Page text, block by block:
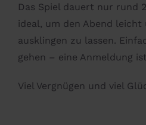
Das Spiel dauert nur rund
ideal, um den Abend
ausklingen zu lassen.
gehen – eine Anmeldung
Viel Vergnügen und viel